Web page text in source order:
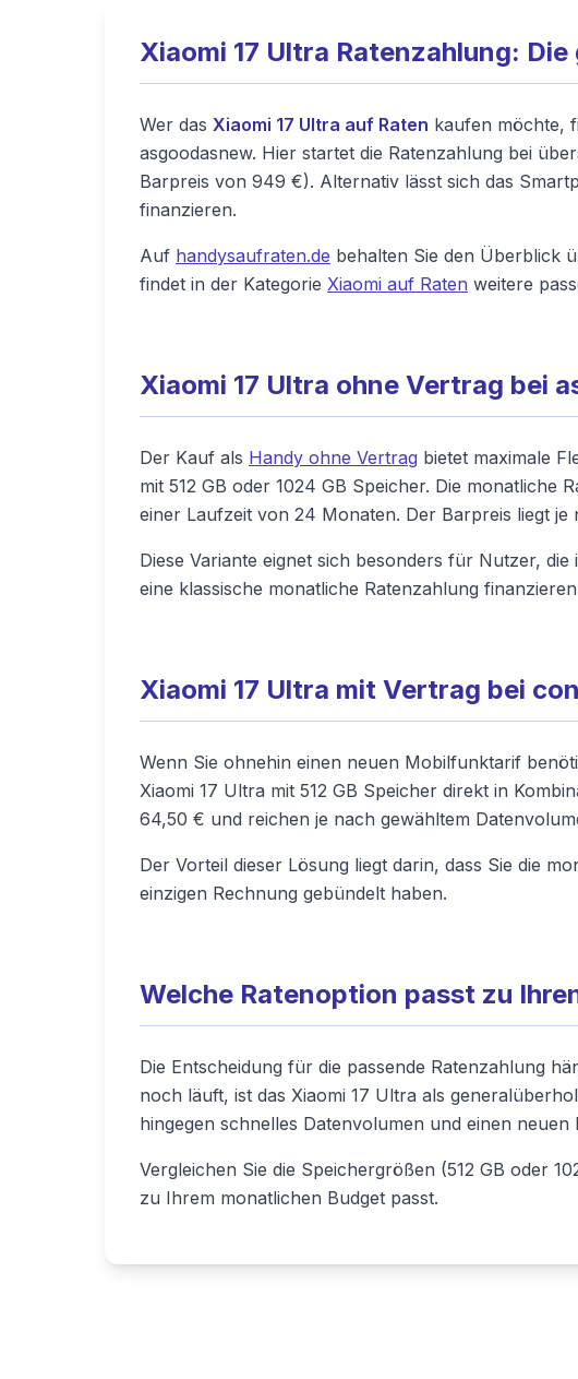
Xiaomi 17 Ultra Ratenzahlung:
Wer das Xiaomi 17 Ultra auf Raten kaufen möchte,
asgoodasnew. Hier startet die Ratenzahlung bei
Barpreis von 949 €). Alternativ lässt sich das
finanzieren.
Auf handysaufraten.de behalten Sie den Überblick
findet in der Kategorie Xiaomi auf Raten weitere
Xiaomi 17 Ultra ohne Vertrag bei
Der Kauf als Handy ohne Vertrag bietet maximale
mit 512 GB oder 1024 GB Speicher. Die
einer Laufzeit von 24 Monaten. Der Barpreis liegt
Diese Variante eignet sich besonders für Nutzer,
eine klassische monatliche Ratenzahlung
Xiaomi 17 Ultra mit Vertrag bei
Wenn Sie ohnehin einen neuen Mobilfunktarif
Xiaomi 17 Ultra mit 512 GB Speicher direkt in
64,50 € und reichen je nach gewähltem
Der Vorteil dieser Lösung liegt darin, dass Sie die
einzigen Rechnung gebündelt haben.
Welche Ratenoption passt zu
Die Entscheidung für die passende Ratenzahlung
noch läuft, ist das Xiaomi 17 Ultra als
hingegen schnelles Datenvolumen und einen
Vergleichen Sie die Speichergrößen (512 GB oder
zu Ihrem monatlichen Budget passt.